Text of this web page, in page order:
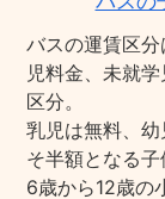
バスの運賃区
児料金、未就
区分。
乳児は無料、
そ半額となる
6歳から12歳の